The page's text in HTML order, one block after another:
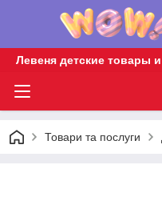
Левеня детские товары
Товари та послуги